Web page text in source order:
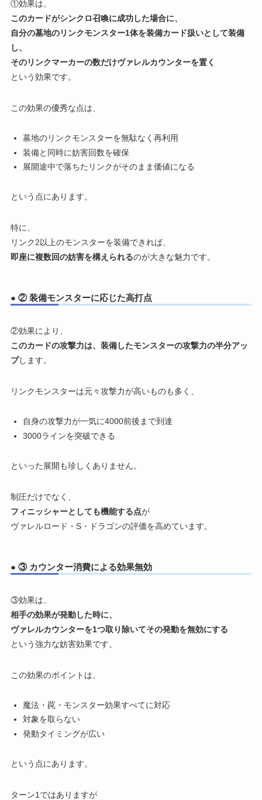
①効果は、
このカードがシンクロ召喚に成功した場合に、
自分の墓地のリンクモンスター1体を装備カード扱いとして装備
し、
そのリンクマーカーの数だけヴァレルカウンターを置く
という効果です。
この効果の優秀な点は、
墓地のリンクモンスターを無駄なく再利用
装備と同時に妨害回数を確保
展開途中で落ちたリンクがそのまま価値になる
という点にあります。
特に、
リンク2以上のモンスターを装備できれば、
即座に複数回の妨害を構えられるのが大きな魅力です。
● ② 装備モンスターに応じた高打点
②効果により、
このカードの攻撃力は、装備したモンスターの攻撃力の半分アッ
プします。
リンクモンスターは元々攻撃力が高いものも多く、
自身の攻撃力が一気に4000前後まで到達
3000ラインを突破できる
といった展開も珍しくありません。
制圧だけでなく、
フィニッシャーとしても機能する点が
ヴァレルロード・S・ドラゴンの評価を高めています。
● ③ カウンター消費による効果無効
③効果は、
相手の効果が発動した時に、
ヴァレルカウンターを1つ取り除いてその発動を無効にする
という強力な妨害効果です。
この効果のポイントは、
魔法・罠・モンスター効果すべてに対応
対象を取らない
発動タイミングが広い
という点にあります。
ターン1ではありますが